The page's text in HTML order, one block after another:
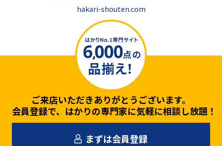
ご来店いただきありがとうございます。
会員登録で、はかりの専門家に気軽に相談し放題！
まずは会員登録
hakari-shouten.com